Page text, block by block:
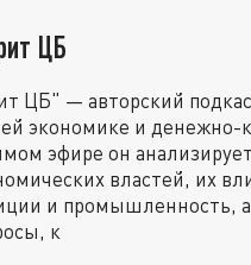
ЦБ
ЦБ" — авторский
экономике и денежно-
эфире он
властей, их
и промышленность,
к